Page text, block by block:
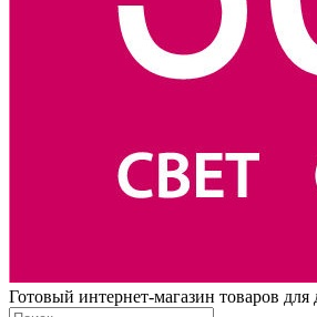
Готовый интернет-магазин товаров для